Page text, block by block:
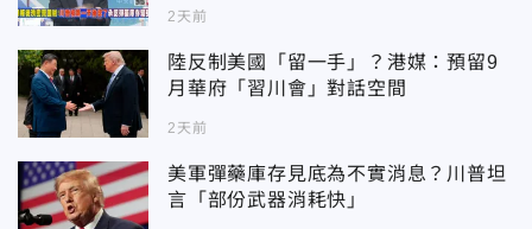
2天前
陸反制美國「留一手」？港媒：預留9
月華府「習川會」對話空間
2天前
美軍彈藥庫存見底為不實消息？川普坦
言「部份武器消耗快」